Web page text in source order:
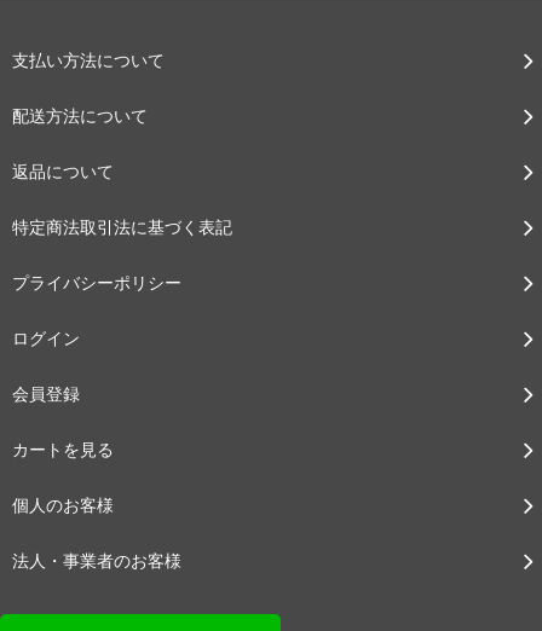
支払い方法について
配送方法について
返品について
特定商法取引法に基づく表記
プライバシーポリシー
ログイン
会員登録
カートを見る
個人のお客様
法人・事業者のお客様